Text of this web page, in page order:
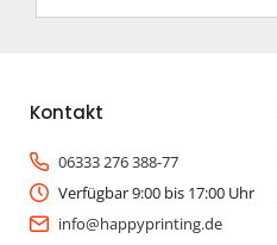
Kontakt
06333 276 388-77
Verfügbar 9:00 bis 17:00 Uhr
info@happyprinting.de